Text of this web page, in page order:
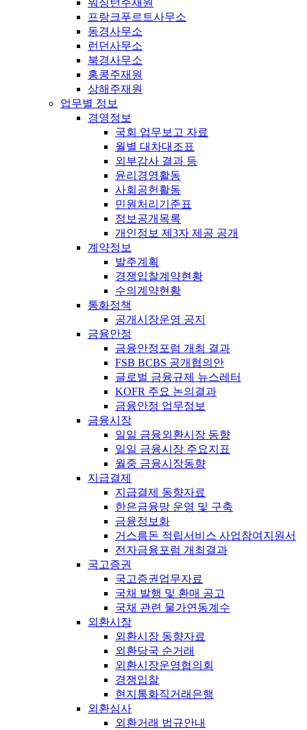
워싱턴주재원
프랑크푸르트사무소
동경사무소
런던사무소
북경사무소
홍콩주재원
상해주재원
업무별 정보
경영정보
국회 업무보고 자료
월별 대차대조표
외부감사 결과 등
윤리경영활동
사회공헌활동
민원처리기준표
정보공개목록
개인정보 제3자 제공 공개
계약정보
발주계획
경쟁입찰계약현황
수의계약현황
통화정책
공개시장운영 공지
금융안정
금융안정포럼 개최 결과
FSB BCBS 공개협의안
글로벌 금융규제 뉴스레터
KOFR 주요 논의결과
금융안정 업무정보
금융시장
일일 금융외환시장 동향
일일 금융시장 주요지표
월중 금융시장동향
지급결제
지급결제 동향자료
한은금융망 운영 및 구축
금융정보화
거스름돈 적립서비스 사업참여지원서
전자금융포럼 개최결과
국고증권
국고증권업무자료
국채 발행 및 환매 공고
국채 관련 물가연동계수
외환시장
외환시장 동향자료
외환당국 순거래
외환시장운영협의회
경쟁입찰
현지통화직거래은행
외환심사
외환거래 법규안내